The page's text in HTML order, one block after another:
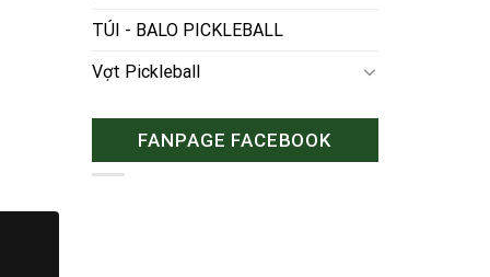
TÚI - BALO PICKLEBALL
Vợt Pickleball
FANPAGE FACEBOOK